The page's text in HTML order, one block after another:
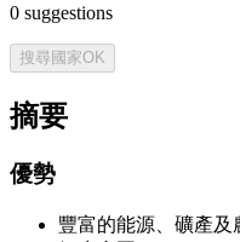
0 suggestions
搜尋國家OK
摘要
優勢
豐富的能源、礦產